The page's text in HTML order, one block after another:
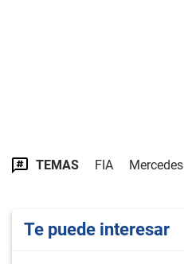
TEMAS FIA Mercedes
Te puede interesar